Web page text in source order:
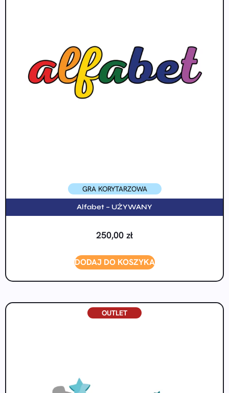
GRA KORYTARZOWA
Alfabet – UŻYWANY
250,00 zł
DODAJ DO KOSZYKA
OUTLET